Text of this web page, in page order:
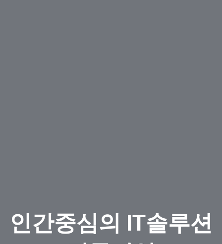
인간중심의 IT솔루션